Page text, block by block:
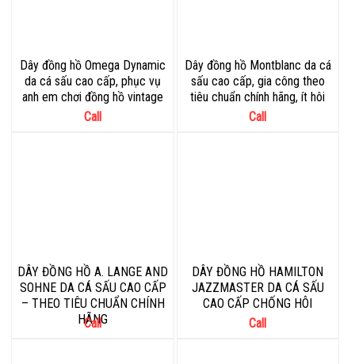
Dây đồng hồ Omega Dynamic
da cá sấu cao cấp, phục vụ
anh em chơi đồng hồ vintage
Call
Dây đồng hồ Montblanc da cá
sấu cao cấp, gia công theo
tiêu chuẩn chính hãng, ít hôi
Call
DÂY ĐỒNG HỒ A. LANGE AND
SOHNE DA CÁ SẤU CAO CẤP
– THEO TIÊU CHUẨN CHÍNH
HÃNG
Call
DÂY ĐỒNG HỒ HAMILTON
JAZZMASTER DA CÁ SẤU
CAO CẤP CHỐNG HÔI
Call